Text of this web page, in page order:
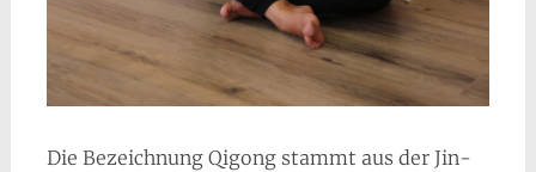
Die Bezeichnung Qigong stammt aus der Jin-